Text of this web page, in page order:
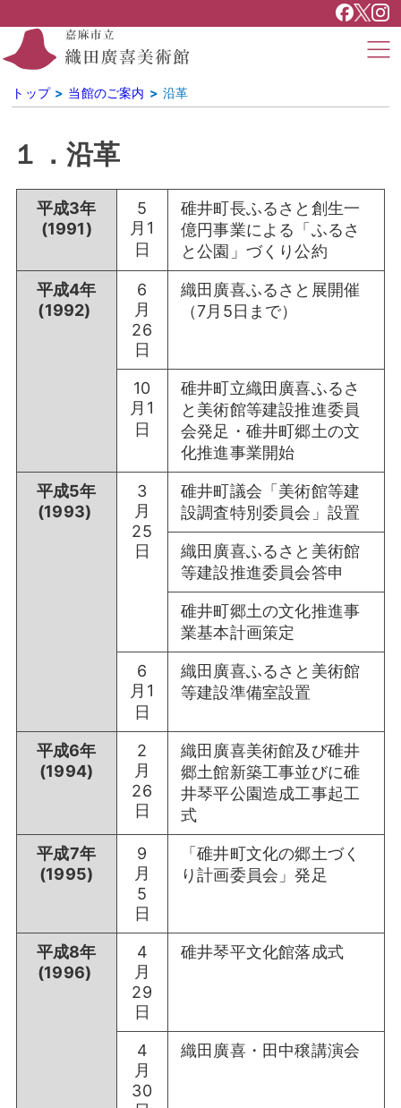
トップ 当館のご案内 沿革
１．沿革
平成3年
(1991)
5
月1
日
碓井町長ふるさと創生一
億円事業による「ふるさ
と公園」づくり公約
平成4年
(1992)
6
月
26
日
織田廣喜ふるさと展開催
（7月5日まで）
10
月1
日
碓井町立織田廣喜ふるさ
と美術館等建設推進委員
会発足・碓井町郷土の文
化推進事業開始
平成5年
(1993)
3
月
25
日
碓井町議会「美術館等建
設調査特別委員会」設置
織田廣喜ふるさと美術館
等建設推進委員会答申
碓井町郷土の文化推進事
業基本計画策定
6
月1
日
織田廣喜ふるさと美術館
等建設準備室設置
平成6年
(1994)
2
月
26
日
織田廣喜美術館及び碓井
郷土館新築工事並びに碓
井琴平公園造成工事起工
式
平成7年
(1995)
9
月
5
日
「碓井町文化の郷土づく
り計画委員会」発足
平成8年
(1996)
4
月
29
日
碓井琴平文化館落成式
4
月
30
織田廣喜・田中穣講演会